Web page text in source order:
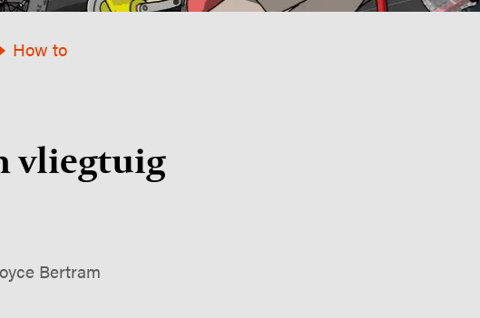
How to
vliegtuig
Bertram